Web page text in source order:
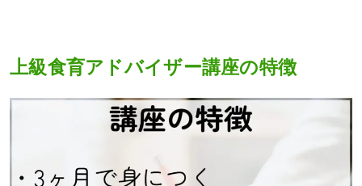
上級食育アドバイザー講座の特徴